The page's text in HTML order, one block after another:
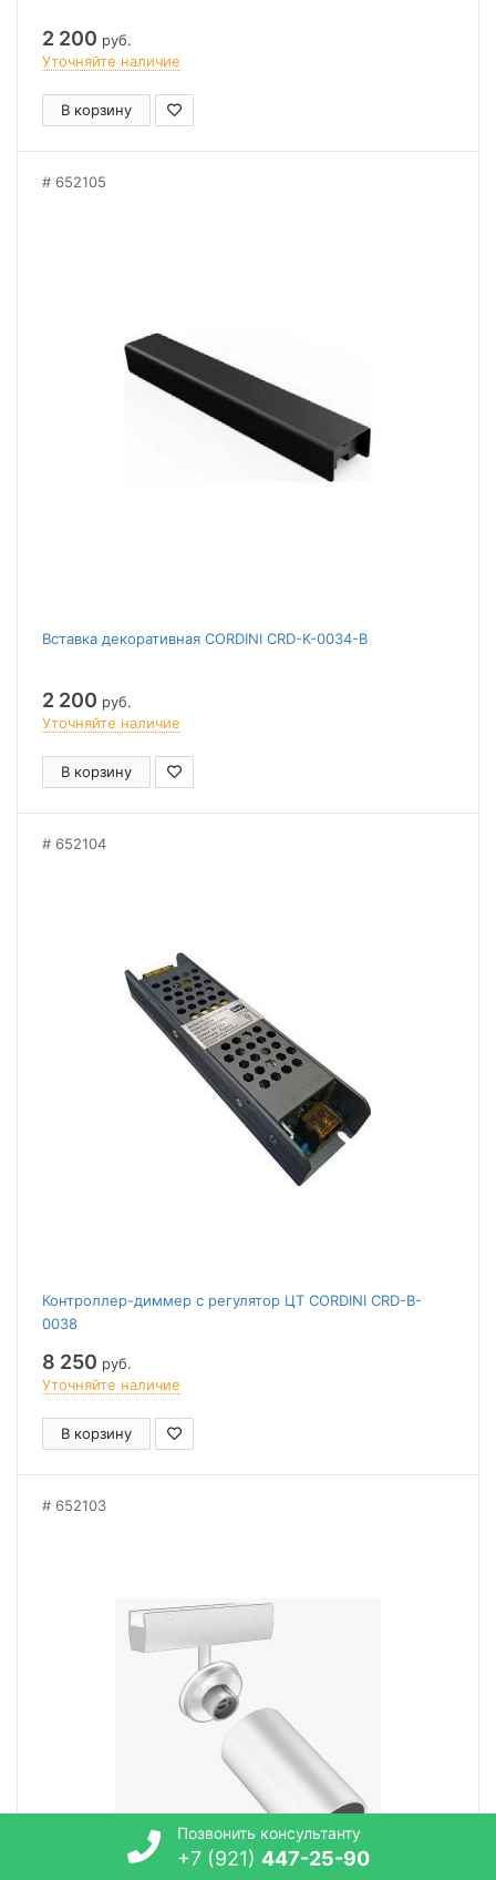
2 200 руб.
Уточняйте наличие
В корзину
652105
Вставка декоративная CORDINI CRD-K-0034-B
2 200 руб.
Уточняйте наличие
В корзину
652104
Контроллер-диммер с регулятор ЦТ CORDINI CRD-B-
0038
8 250 руб.
Уточняйте наличие
В корзину
652103
Позвонить консультанту
+7 (921) 447-25-90